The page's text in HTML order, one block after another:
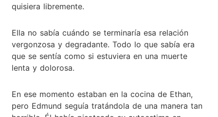
quisiera libremente.
Ella no sabía cuándo se terminaría esa relación
vergonzosa y degradante. Todo lo que sabía era
que se sentía como si estuviera en una muerte
lenta y dolorosa.
En ese momento estaban en la cocina de Ethan,
pero Edmund seguía tratándola de una manera tan